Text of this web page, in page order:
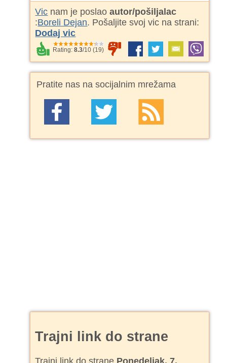
Vic nam je poslaoautor/pošiljalac
:Boreli Dejan. Pošaljite svoj vic na strani:
Dodaj vic
Rating:8.3/10 (19)
Pratite nas na socijalnim mrežama
Trajni link do strane